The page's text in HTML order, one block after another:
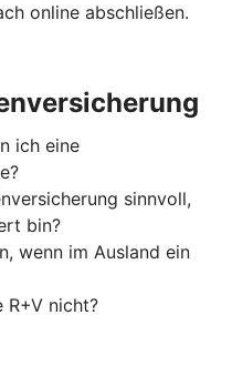
online abschließen.
ich eine
sinnvoll,
bin?
wenn im Ausland ein
R+V nicht?